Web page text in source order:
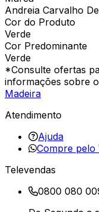
Andreia Carvalho
Cor do Produto
Verde
Cor Predominante
Verde
*Consulte ofertas
informações sobre
Madeira
Atendimento
Ajuda
Compre pelo
Televendas
0800 080